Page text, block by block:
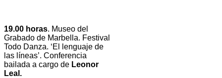
19.00 horas. Museo del
Grabado de Marbella. Festival
Todo Danza. ‘El lenguaje de
las líneas’. Conferencia
bailada a cargo de Leonor
Leal.